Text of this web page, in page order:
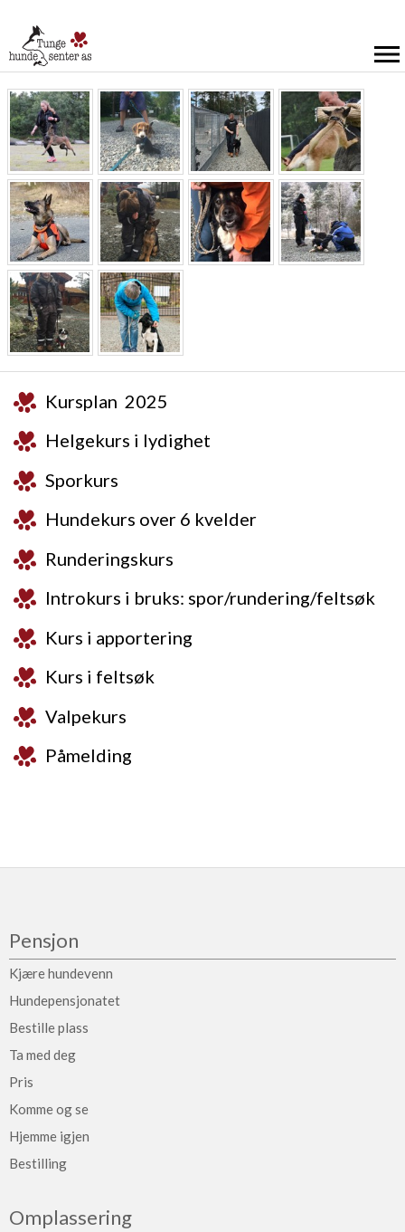
Kursplan 2025
Helgekurs i lydighet
Sporkurs
Hundekurs over 6 kvelder
Runderingskurs
Introkurs i bruks: spor/rundering/feltsøk
Kurs i apportering
Kurs i feltsøk
Valpekurs
Påmelding
Pensjon
Kjære hundevenn
Hundepensjonatet
Bestille plass
Ta med deg
Pris
Komme og se
Hjemme igjen
Bestilling
Omplassering